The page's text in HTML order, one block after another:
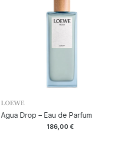
LOEWE
Agua Drop – Eau de Parfum
186,00€